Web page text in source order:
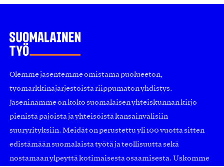
Olemme jäsentemme omistama puolueeton,
työmarkkinajärjestöistä riippumaton yhdistys.
Jäseninämme on koko suomalaisen yhteiskunnan kirjo
pienistä pajoista ja yhteisöistä kansainvälisiin
suuryrityksiin. Meidät on perustettu yli 100 vuotta sitten
edistämään suomalaista työtä ja teollisuutta sekä
nostamaan ylpeyttä kotimaisesta osaamisesta. Uskomme